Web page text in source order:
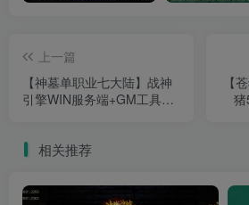
上一篇
【神墓单职业七大陆】战神
引擎WIN服务端+GM工具
【
相关推荐